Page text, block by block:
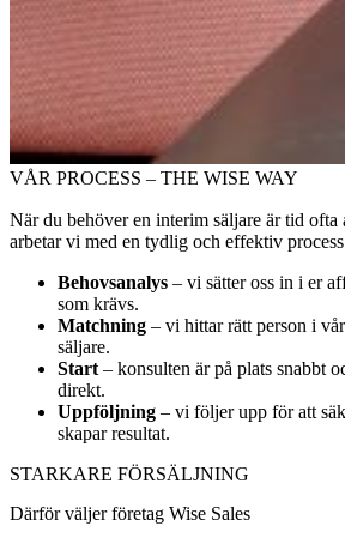
VÅR PROCESS – THE WISE WAY
När du behöver en interim säljare är tid
arbetar vi med en tydlig och effektiv
Behovsanalys – vi sätter oss in i er
som krävs.
Matchning – vi hittar rätt person i
säljare.
Start – konsulten är på plats snabbt
direkt.
Uppföljning – vi följer upp för att
skapar resultat.
STARKARE FÖRSÄLJNING
Därför väljer företag Wise Sales